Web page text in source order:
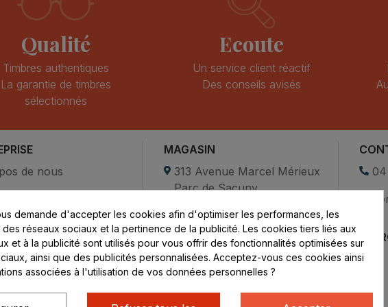
Qualité
Timbres authentiques
La garantie de timbres
sélectionnés
Ecoute
Un service client réactif
Des conseils avisés
de nous
nous
MAGASIN
313 Avenue Marcel Mérieux
Parc de Sacuny
Lundi au vendredi :
8h - 16h
uniquement sur Rendez-
vous
demande d'accepter les cookies afin d'optimiser les performances, les
réseaux sociaux et la pertinence de la publicité. Les cookies tiers liés aux
et à la publicité sont utilisés pour vous offrir des fonctionnalités optimisées sur
ainsi que des publicités personnalisées. Acceptez-vous ces cookies ainsi
associées à l'utilisation de vos données personnelles ?